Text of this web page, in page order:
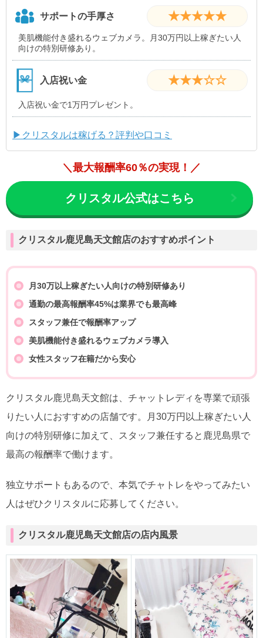
サポートの手厚さ ★★★★★
美肌機能付き盛れるウェブカメラ。月30万円以上稼ぎたい人
向けの特別研修あり。
入店祝い金 ★★★☆☆
入店祝い金で1万円プレゼント。
▶クリスタルは稼げる？評判や口コミ
＼最大報酬率60％の実現！／
クリスタル公式はこちら
クリスタル鹿児島天文館店のおすすめポイント
月30万以上稼ぎたい人向けの特別研修あり
通勤の最高報酬率45%は業界でも最高峰
スタッフ兼任で報酬率アップ
美肌機能付き盛れるウェブカメラ導入
女性スタッフ在籍だから安心
クリスタル鹿児島天文館は、チャットレディを専業で頑張
りたい人におすすめの店舗です。月30万円以上稼ぎたい人
向けの特別研修に加えて、スタッフ兼任すると鹿児島県で
最高の報酬率で働けます。
独立サポートもあるので、本気でチャトレをやってみたい
人はぜひクリスタルに応募してください。
クリスタル鹿児島天文館店の店内風景